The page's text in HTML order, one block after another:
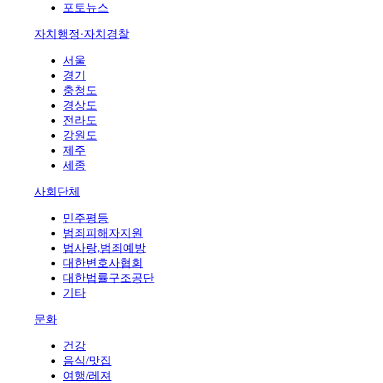
포토뉴스
자치행정·자치경찰
서울
경기
충청도
경상도
전라도
강원도
제주
세종
사회단체
민주평등
범죄피해자지원
법사랑,범죄예방
대한변호사협회
대한법률구조공단
기타
문화
건강
음식/맛집
여행/레져